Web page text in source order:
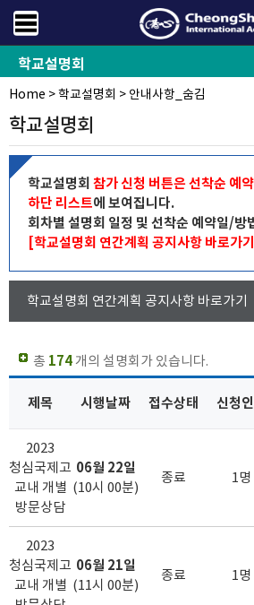
학교설명회
공지사항
안내사항
설명회신청
Home >학교설명회 > 안내사항_숨김
학교설명회
학교설명회 참가 신청 버튼은 선착순 예
하단 리스트에 보여집니다.
회차별 설명회 일정 및 선착순 예약일/방
[학교설명회 연간계획 공지사항 바로가
학교설명회 연간계획 공지사항 바로가기
총 174 개의 설명회가 있습니다.
제목 시행날짜 접수상태 신청
2023
청심국제고
교내 개별
방문상담
06월 22일
(10시 00분)
종료 1명
2023
청심국제고
교내 개별
06월 21일
(11시 00분)
종료 1명